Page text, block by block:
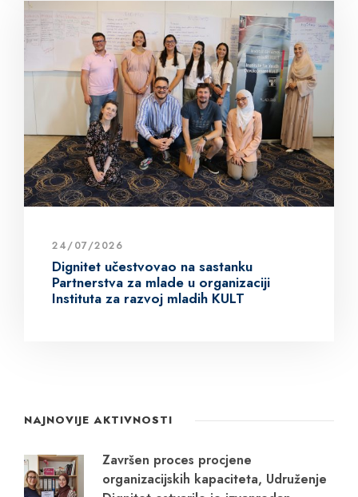
24/07/2026
Dignitet učestvovao na sastanku
Partnerstva za mlade u organizaciji
Instituta za razvoj mladih KULT
NAJNOVIJE AKTIVNOSTI
Završen proces procjene
organizacijskih kapaciteta, Udruženje